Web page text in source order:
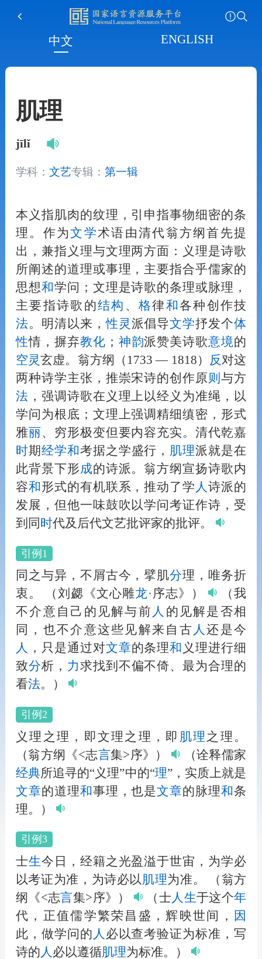
中文 ENGLISH
肌理
jīlǐ
学科： 文艺专辑： 第一辑
本义指肌肉的纹理，引申指事物细密的条
理。作为文学术语由清代翁方纲首先提
出，兼指义理与文理两方面：义理是诗歌
所阐述的道理或事理，主要指合乎儒家的
思想和学问；文理是诗歌的条理或脉理，
主要指诗歌的结构 、 格律和 各种创作技
法。明清以来，性灵 派倡导文学抒发个体
性情，摒弃教化 ； 神韵派赞美诗歌意境的
空灵玄虚。翁方纲（1733 — 1818） 反 对这
两种诗学主张，推崇宋诗的创作原 则与方
法 ，强调诗歌在义理上以经义为准绳，以
学问为根底；文理上强调精细缜密，形式
雅丽、穷形极变但要内容充实。清代乾嘉
时期经学和考据之学盛行， 肌理派就是在
此背景下形成的诗派。翁方纲宣扬诗歌内
容和 形式的有机联系，推动了学 人诗派的
发展，但他一味鼓吹以学问考证作诗，受
到同 时代及后代文艺批评家的批评。
引例1
同之与异，不屑古今，擘肌分理，唯务折
衷。
（刘勰《文心雕龙·序志》）
（我
不介意自己的见解与前 人 的见解是否相
同，也不介意这些见解来自古 人还是今
人
，只是通过对文章的条理和 义理进行细
致分析， 力求找到不偏不倚、最为合理的
看法。）
引例2
义理之理，即文理之理，即 肌理 之理。
（翁方纲《<志言集>序》）
（诠释儒家
经典所追寻的“义理”中的“理”，实质上就是
文章的道理和事理，也是文章的脉理和条
理。）
引例3
士生今日，经籍之光盈溢于世宙，为学必
以考证为准，为诗必以 肌理为准。
（翁方
纲《<志言集>序》） （士人 生于这个年
代，正值儒学繁荣昌盛，辉映世间，
因
此，做学问的 人 必以查考验证为标准，写
诗的 人 必以遵循肌理为标准。）